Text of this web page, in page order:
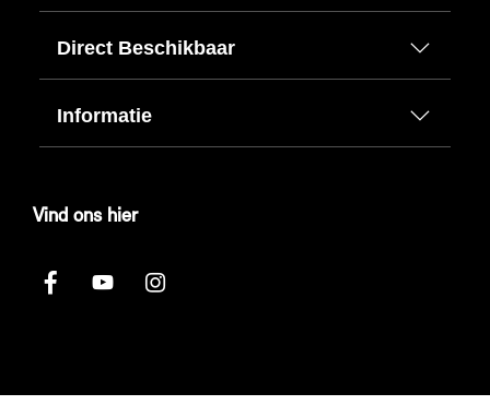
Direct Beschikbaar
Informatie
Vind ons hier